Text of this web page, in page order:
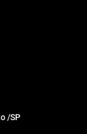
/SP